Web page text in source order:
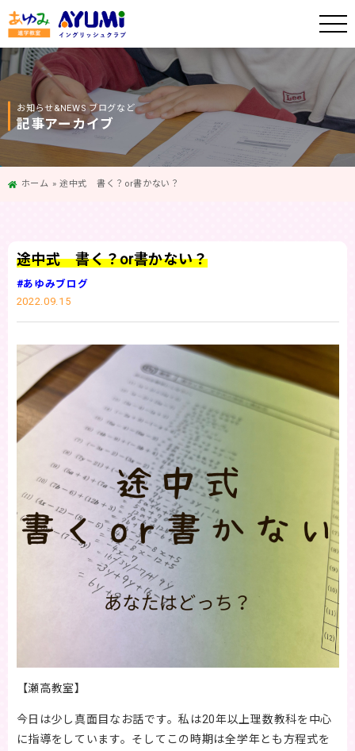
お知らせ&NEWS ブログなど
記事アーカイブ
ホーム »途中式 書く？or書かない？
途中式 書く？or書かない？
#あゆみブログ
2022.09.15
【瀬高教室】
今日は少し真面目なお話です。私は20年以上理数教科を中心
に指導をしています。そしてこの時期は全学年とも方程式を